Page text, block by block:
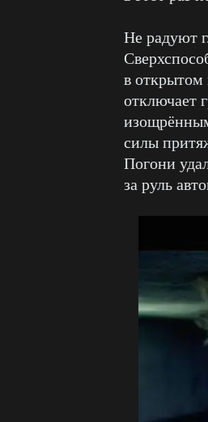
Не радуют
в открытом
отключает
силы
Погони
за руль